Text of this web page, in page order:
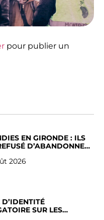
pour publier un
EN GIRONDE : ILS
D’ABANDONNER
2026
D’IDENTITÉ
SUR LES